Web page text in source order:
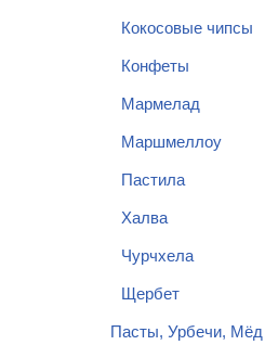
Кокосовые чипсы
Конфеты
Мармелад
Маршмеллоу
Пастила
Халва
Чурчхела
Щербет
Пасты, Урбечи, Мёд